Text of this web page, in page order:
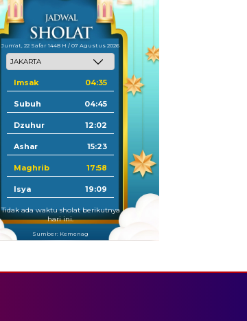
Jum'at, 22 Safar 1448 H / 07 Agustus 2026
Imsak 04:35
Subuh 04:45
Dzuhur 12:02
Ashar 15:23
Maghrib 17:58
Isya 19:09
Tidak ada waktu sholat berikutnya
hari ini.
Sumber: Kemenag